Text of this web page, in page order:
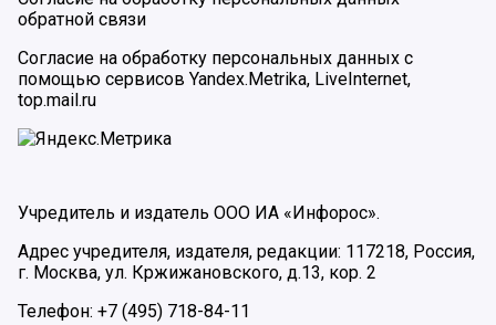
обратной связи
Согласие на обработку персональных данных с
помощью сервисов Yandex.Metrika, LiveInternet,
top.mail.ru
Учредитель и издатель ООО ИА «Инфорос».
Адрес учредителя, издателя, редакции: 117218, Россия,
г. Москва, ул. Кржижановского, д.13, кор. 2
Телефон: +7 (495) 718-84-11